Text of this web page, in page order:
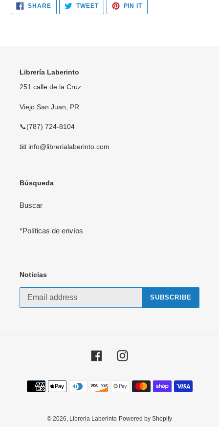
SHARESHARE
ON
FACEBOOK
TWEETTWEET
TWITTER
PIN ITPIN
PINTEREST
Librería Laberinto
251 calle de la Cruz
Viejo San Juan, PR
📞(787) 724-8104
📧 info@librerialaberinto.com
Búsqueda
Buscar
*Políticas de envíos
Noticias
SUBSCRIBE
FacebookInstagram
Payment
methods
© 2026, Libreria Laberinto Powered by Shopify